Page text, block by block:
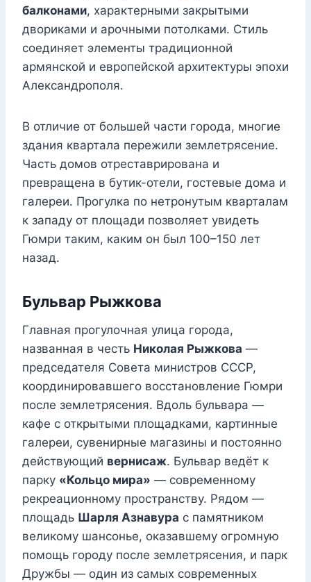
балконами, характерными закрытыми
двориками и арочными потолками. Стиль
соединяет элементы традиционной
армянской и европейской архитектуры эпохи
Александрополя.
В отличие от большей части города, многие
здания квартала пережили землетрясение.
Часть домов отреставрирована и
превращена в бутик-отели, гостевые дома и
галереи. Прогулка по нетронутым кварталам
к западу от площади позволяет увидеть
Гюмри таким, каким он был 100–150 лет
назад.
Бульвар Рыжкова
Главная прогулочная улица города,
названная в честь Николая Рыжкова —
председателя Совета министров СССР,
координировавшего восстановление Гюмри
после землетрясения. Вдоль бульвара —
кафе с открытыми площадками, картинные
галереи, сувенирные магазины и постоянно
действующий вернисаж. Бульвар ведёт к
парку «Кольцо мира» — современному
рекреационному пространству. Рядом —
площадь Шарля Азнавура с памятником
великому шансонье, оказавшему огромную
помощь городу после землетрясения, и парк
Дружбы — один из самых современных